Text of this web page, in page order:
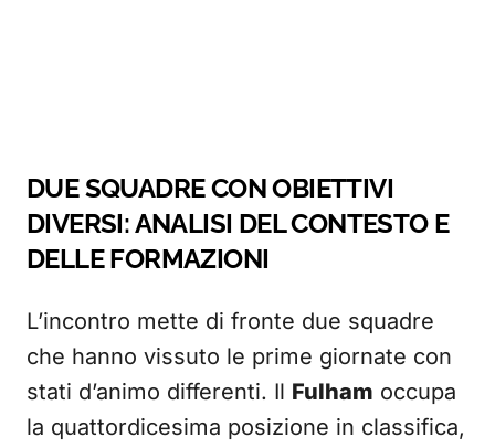
DUE SQUADRE CON OBIETTIVI
DIVERSI: ANALISI DEL CONTESTO E
DELLE FORMAZIONI
L’incontro mette di fronte due squadre
che hanno vissuto le prime giornate con
stati d’animo differenti. Il Fulham occupa
la quattordicesima posizione in classifica,